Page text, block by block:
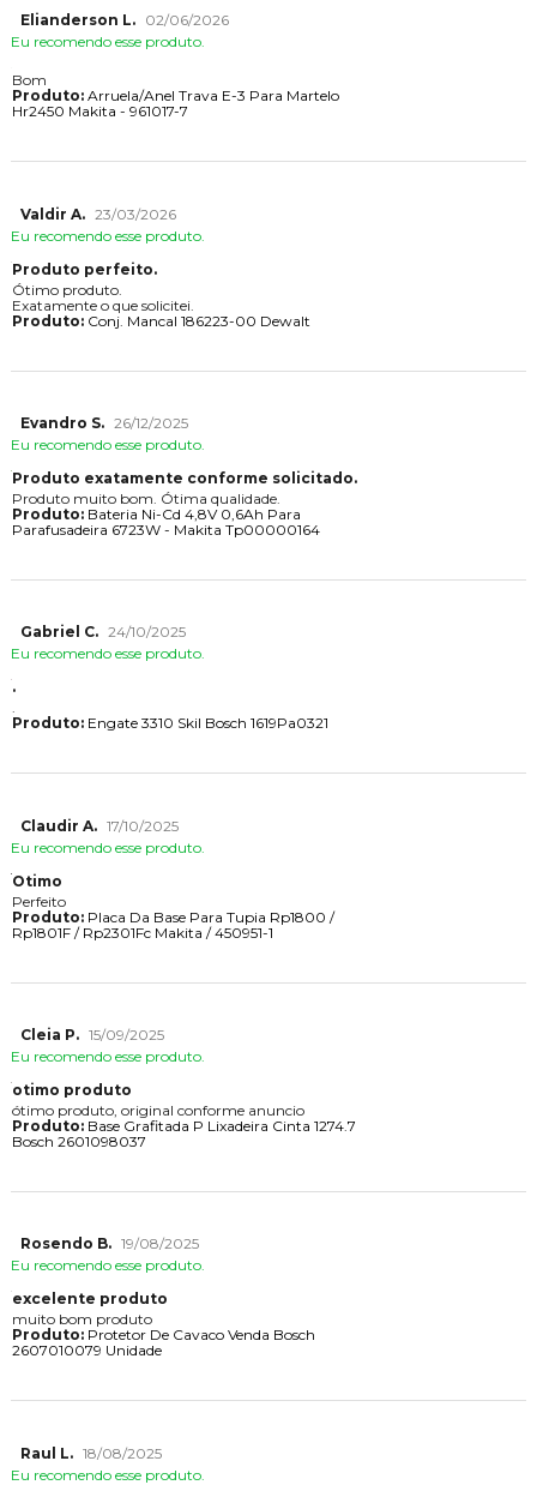
Elianderson L.
02/06/2026
Eu recomendo esse produto.
Bom
Produto:Arruela/Anel Trava E-3 Para Martelo
Hr2450 Makita - 961017-7
Valdir A. 23/03/2026
Eu recomendo esse produto.
Produto perfeito.
Ótimo produto.
Exatamente o que solicitei.
Produto:Conj. Mancal 186223-00 Dewalt
Evandro S. 26/12/2025
Eu recomendo esse produto.
Produto exatamente conforme solicitado.
Produto muito bom. Ótima qualidade.
Produto:Bateria Ni-Cd 4,8V 0,6Ah Para
Parafusadeira 6723W - Makita Tp00000164
Gabriel C. 24/10/2025
Eu recomendo esse produto.
.
.
Produto:Engate 3310 Skil Bosch 1619Pa0321
Claudir A. 17/10/2025
Eu recomendo esse produto.
Otimo
Perfeito
Produto:Placa Da Base Para Tupia Rp1800 /
Rp1801F / Rp2301Fc Makita / 450951-1
Cleia P. 15/09/2025
Eu recomendo esse produto.
otimo produto
ótimo produto, original conforme anuncio
Produto:Base Grafitada P Lixadeira Cinta 1274.7
Bosch 2601098037
Rosendo B. 19/08/2025
Eu recomendo esse produto.
excelente produto
muito bom produto
Produto:Protetor De Cavaco Venda Bosch
2607010079 Unidade
Raul L. 18/08/2025
Eu recomendo esse produto.